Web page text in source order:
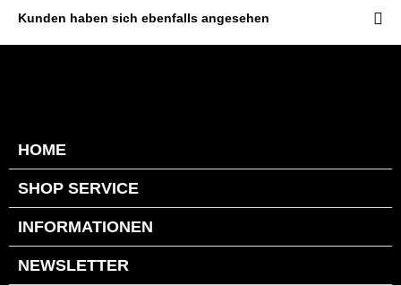
Kunden haben sich ebenfalls angesehen
HOME
SHOP SERVICE
INFORMATIONEN
NEWSLETTER